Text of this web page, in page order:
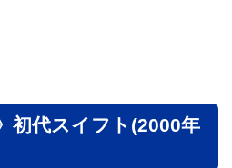
初代スイフト(2000年